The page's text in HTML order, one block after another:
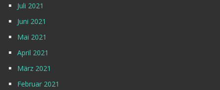
Juli 2021
Juni 2021
Mai 2021
April 2021
März 2021
Februar 2021